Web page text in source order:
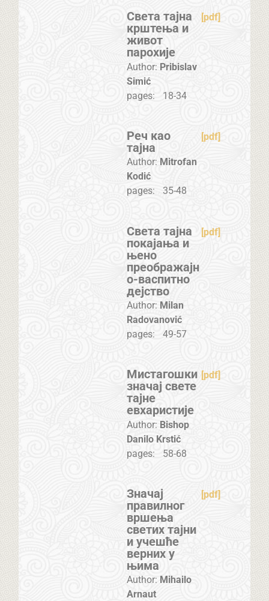
Света тајна
крштења и
живот
парохије
[pdf]
Author: Pribislav
Simić
pages:
18-34
Реч као
тајна
[pdf]
Author: Mitrofan
Kodić
pages:
35-48
Света тајна
покајања и
њено
преображајн
о-васпитно
дејство
[pdf]
Author: Milan
Radovanović
pages:
49-57
Мистагошки
значај свете
тајне
евхаристије
[pdf]
Author: Bishop
Danilo Krstić
pages:
58-68
Значај
правилног
вршења
светих тајни
и учешће
верних у
њима
[pdf]
Author: Mihailo
Arnaut